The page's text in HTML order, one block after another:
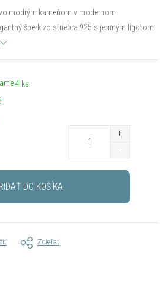
modrým kameňom v modernom
šperk zo striebra 925 s jemným ligotom
4 ks
DO KOŠÍKA
Zdieľať